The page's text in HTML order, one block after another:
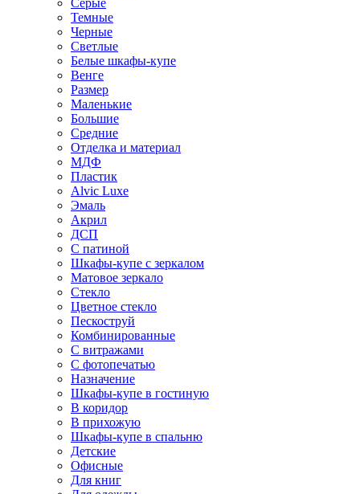
Серые
Темные
Черные
Светлые
Белые шкафы-купе
Венге
Размер
Маленькие
Большие
Средние
Отделка и материал
МДФ
Пластик
Alvic Luxe
Эмаль
Акрил
ДСП
С патиной
Шкафы-купе с зеркалом
Матовое зеркало
Стекло
Цветное стекло
Пескоструй
Комбинированные
С витражами
С фотопечатью
Назначение
Шкафы-купе в гостиную
В коридор
В прихожую
Шкафы-купе в спальню
Детские
Офисные
Для книг